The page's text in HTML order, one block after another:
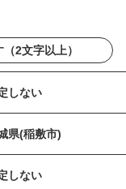
しない
県(稲敷市)
しない